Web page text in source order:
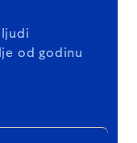
od godinu